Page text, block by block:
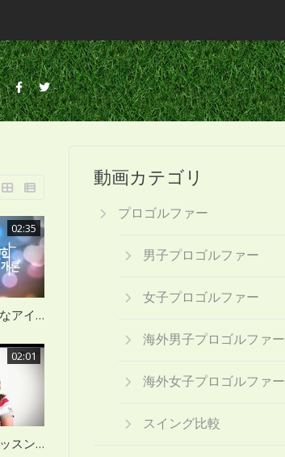
02:35
イ・ボミ 正確無比なアイアンショット スロー再生
02:01
イ・ボミ ゴルフレッスン （韓国語）
動画カテゴリ
プロゴルファー
男子プロゴルファー
女子プロゴルファー
海外男子プロゴルファー
海外女子プロゴルファー
スイング比較